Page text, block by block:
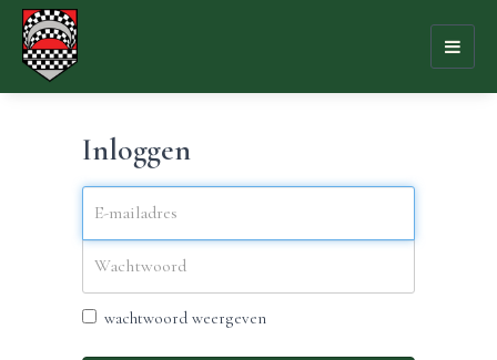
Inloggen
wachtwoord weergeven